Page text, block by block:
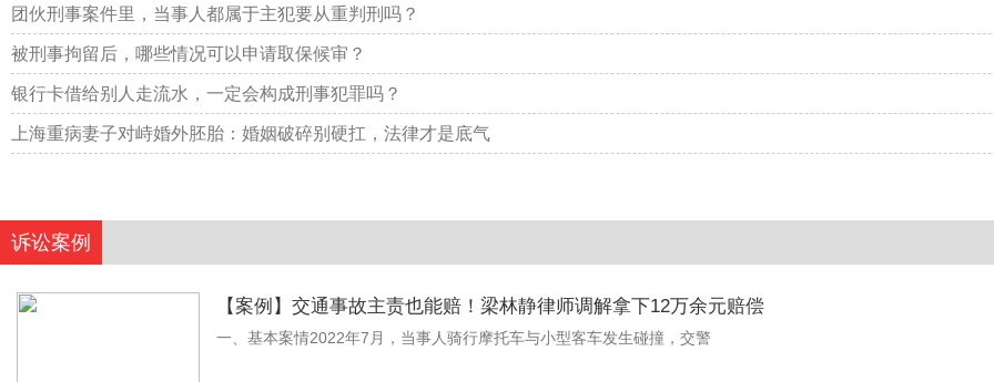
团伙刑事案件里，当事人都属于主犯要从重判刑吗？
被刑事拘留后，哪些情况可以申请取保候审？
银行卡借给别人走流水，一定会构成刑事犯罪吗？
上海重病妻子对峙婚外胚胎：婚姻破碎别硬扛，法律才是底气
诉讼案例
【案例】交通事故主责也能赔！梁林静律师调解拿下12万余元赔偿
一、基本案情2022年7月，当事人骑行摩托车与小型客车发生碰撞，交警